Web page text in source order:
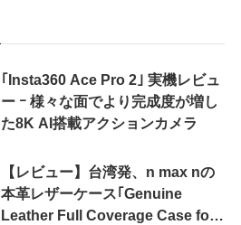
｢Insta360 Ace Pro 2｣ 実機レビュ
ー ｰ 様々な面でより完成度が増し
た8K AI搭載アクションカメラ
【レビュー】台湾発、n max nの
本革レザーケース｢Genuine
Leather Full Coverage Case for